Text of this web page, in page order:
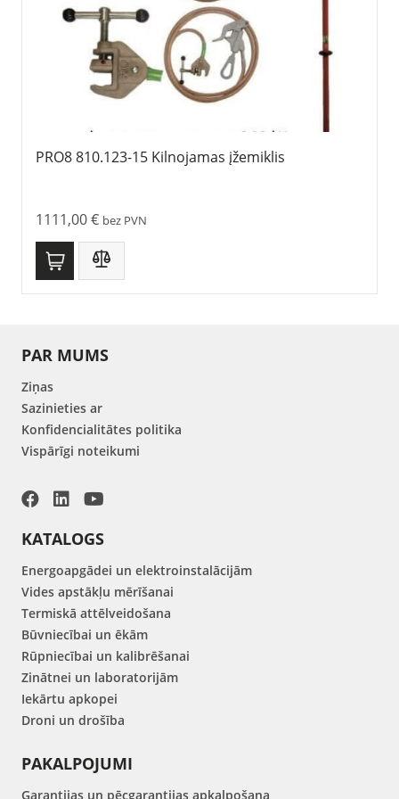
PRO8 810.123-15 Kilnojamas įžemiklis
1111,00€ bez PVN
PAR MUMS
Ziņas
Sazinieties ar
Konfidencialitātes politika
Vispārīgi noteikumi
KATALOGS
Energoapgādei un elektroinstalācijām
Vides apstākļu mērīšanai
Termiskā attēlveidošana
Būvniecībai un ēkām
Rūpniecībai un kalibrēšanai
Zinātnei un laboratorijām
Iekārtu apkopei
Droni un drošība
PAKALPOJUMI
Garantijas un pēcgarantijas apkalpošana